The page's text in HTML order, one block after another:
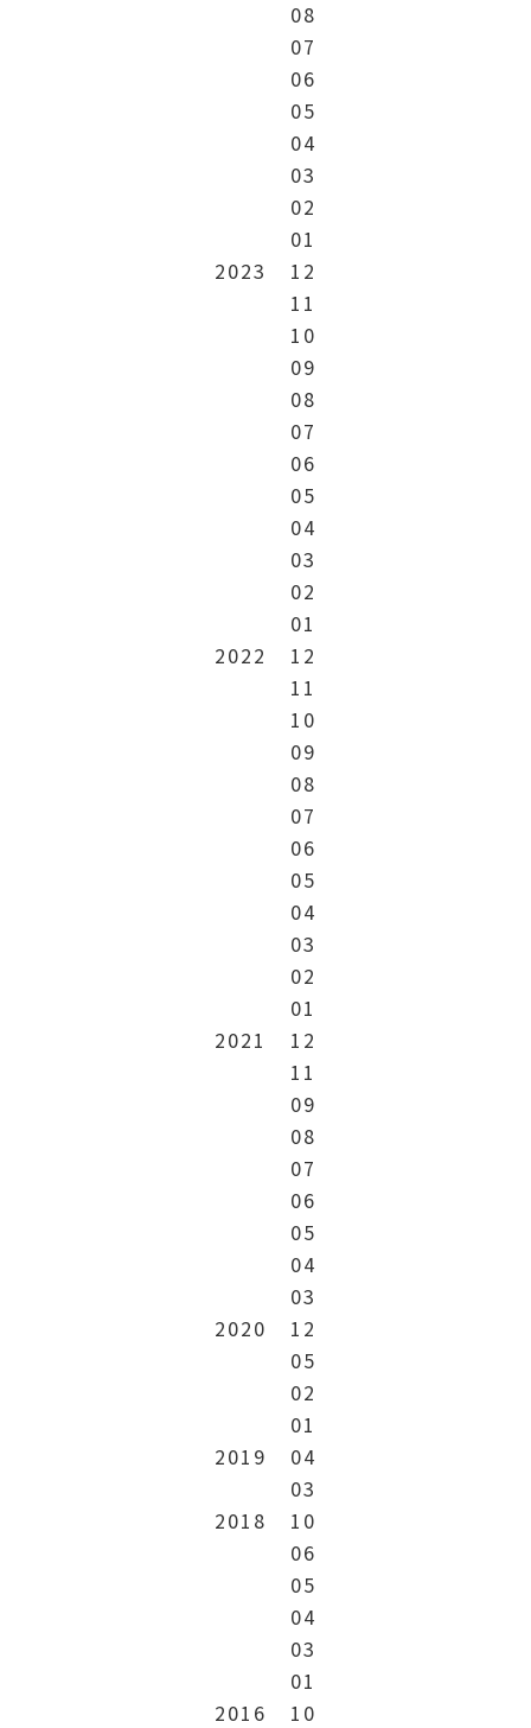
08
07
06
05
04
03
02
01
2023
12
11
10
09
08
07
06
05
04
03
02
01
2022
12
11
10
09
08
07
06
05
04
03
02
01
2021
12
11
09
08
07
06
05
04
03
2020
12
05
02
01
2019
04
03
2018
10
06
05
04
03
01
2016
10